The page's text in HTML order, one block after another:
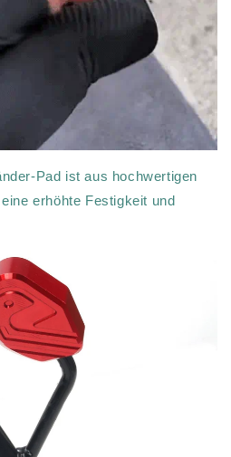
Pad ist aus hochwertigen
erhöhte Festigkeit und